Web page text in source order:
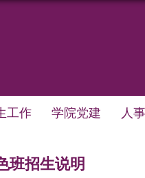
工作 学院党建 人
班招生说明